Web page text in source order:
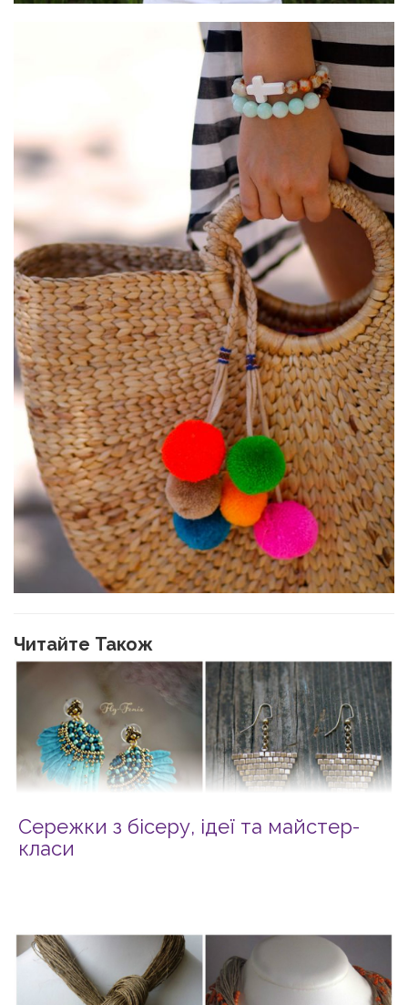
Читайте Також
Сережки з бісеру, ідеї та майстер-
класи